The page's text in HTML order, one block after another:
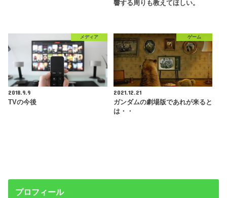
響する周りも教えてほしい。
メディア
2018.9.9
TVの今後
ゲーム
2021.12.21
ガンダムの劇場版であれが来ると
は・・
プロフィール